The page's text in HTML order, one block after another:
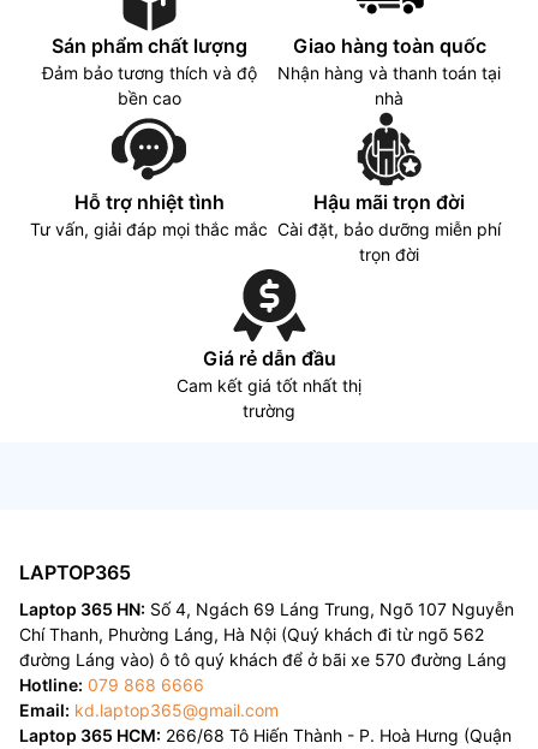
Sán phẩm chất lượng
Đảm bảo tương thích và độ
bền cao
Giao hàng toàn quốc
Nhận hàng và thanh toán tại
nhà
Hỗ trợ nhiệt tình
Tư vấn, giải đáp mọi thắc mắc
Hậu mãi trọn đời
Cài đặt, bảo dưỡng miễn phí
trọn đời
Giá rẻ dẫn đầu
Cam kết giá tốt nhất thị
trường
LAPTOP365
Laptop 365 HN: Số 4, Ngách 69 Láng Trung, Ngõ 107 Nguyễn
Chí Thanh, Phường Láng, Hà Nội (Quý khách đi từ ngõ 562
đường Láng vào) ô tô quý khách để ở bãi xe 570 đường Láng
Hotline: 079 868 6666
Email: kd.laptop365@gmail.com
Laptop 365 HCM: 266/68 Tô Hiến Thành - P. Hoà Hưng (Quận